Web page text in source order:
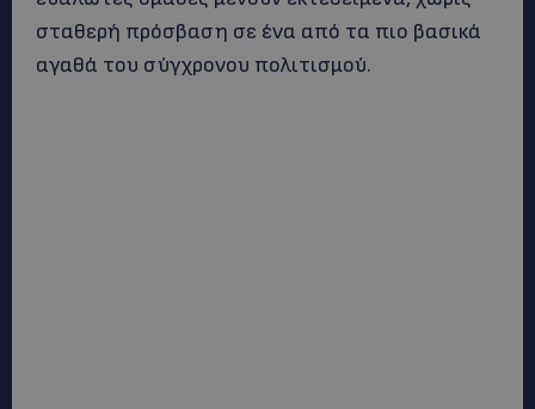
σταθερή πρόσβαση σε ένα από τα πιο βασικά
αγαθά του σύγχρονου πολιτισμού.